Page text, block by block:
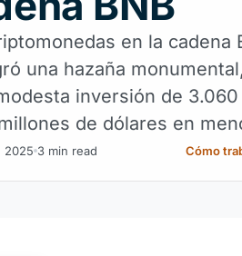
en la cadena
una hazaña monumental,
inversión de 3.060
de dólares en
2025 3 min read Cómo